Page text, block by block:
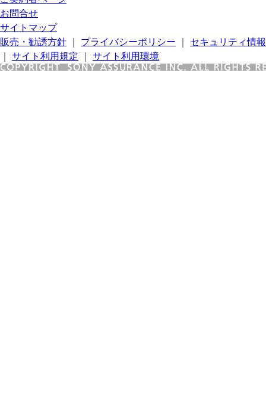
お問合せ
サイトマップ
販売・勧誘方針
プライバシーポリシー
セキュリティ情報
サイト利用規定 サイト利用環境